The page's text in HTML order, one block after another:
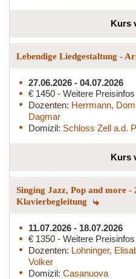
Kurs
Lebendige Liedgestaltung -
27.06.2026 - 04.07.2026
€ 1450 - Weitere Preisinfos
Dozenten: Herrmann,
Dagmar
Domizil: Schloss Zell a.d.
Kurs
Singing Jazz, Pop and more
Klavierbegleitung
11.07.2026 - 18.07.2026
€ 1350 - Weitere Preisinfos
Dozenten: Lohninger,
Volker
Domizil: Casanuova